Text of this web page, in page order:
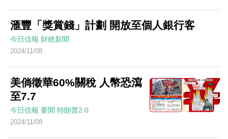
滙豐「獎賞錢」計劃 開放至個人銀行客
今日信報 財經新聞
2024/11/08
美倘徵華60%關稅 人幣恐瀉
至7.7
今日信報 要聞 特朗普2.0
2024/11/08